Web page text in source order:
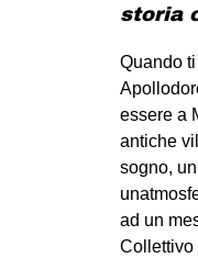
storia
Quando
essere a
antiche
sogno,
ad un
Collettivo